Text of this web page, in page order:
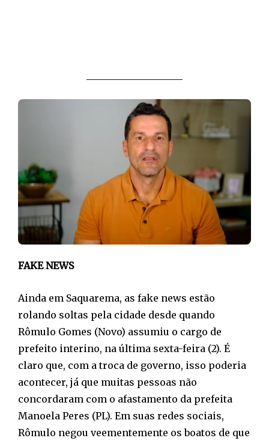
FAKE NEWS
Ainda em Saquarema, as fake news estão
rolando soltas pela cidade desde quando
Rômulo Gomes (Novo) assumiu o cargo de
prefeito interino, na última sexta-feira (2). É
claro que, com a troca de governo, isso poderia
acontecer, já que muitas pessoas não
concordaram com o afastamento da prefeita
Manoela Peres (PL). Em suas redes sociais,
Rômulo negou veementemente os boatos de que